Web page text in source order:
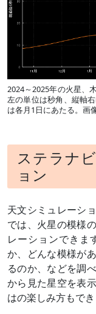
2024～2025年の火星、
左の単位は秒角、縦軸
は各月1日にあたる。画
ステラナ
ョン
天文シミュレーシ
では、火星の模様
レーションできま
か、どんな模様が
るのか、などを調
から見た星空を表
はの楽しみ方もでき